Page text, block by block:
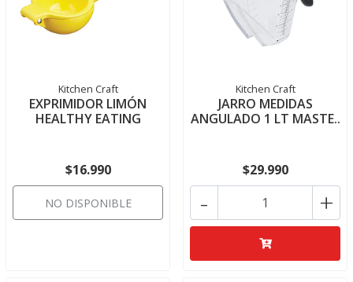
Kitchen Craft
EXPRIMIDOR LIMÓN
HEALTHY EATING
$16.990
NO DISPONIBLE
Kitchen Craft
JARRO MEDIDAS
ANGULADO 1 LT MASTE..
$29.990
+
-